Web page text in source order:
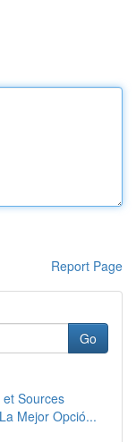
Report Page
Go
Sources
Mejor Opció...